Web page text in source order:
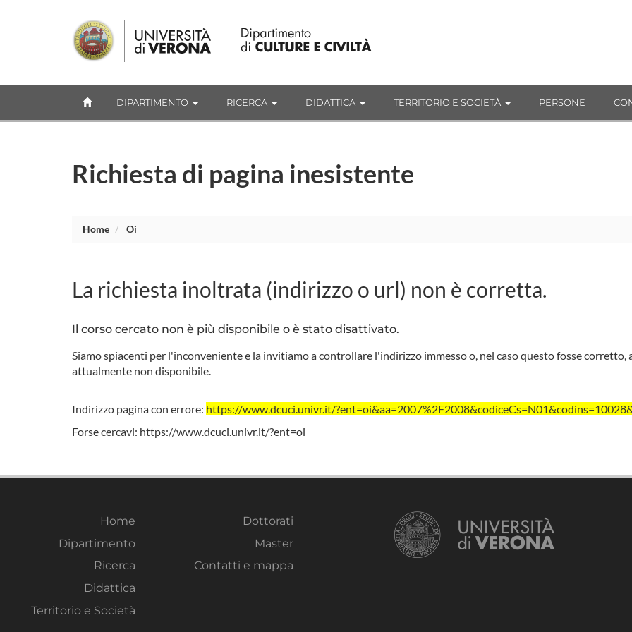
DIPARTIMENTO RICERCA DIDATTICA TERRITORIO E SOCIETÀ PERSONE
Richiesta di pagina inesistente
Home Oi
La richiesta inoltrata (indirizzo o url) non è corretta.
Il corso cercato non è più disponibile o è stato disattivato.
Siamo spiacenti per l'inconveniente e la invitiamo a controllare l'indirizzo immesso o, nel caso questo fosse
attualmente non disponibile.
Indirizzo pagina con errore: https://www.dcuci.univr.it/
Forse cercavi: https://www.dcuci.univr.it/?ent=oi
Home
Dipartimento
Ricerca
Didattica
Territorio e Società
Dottorati
Master
Contatti e mappa